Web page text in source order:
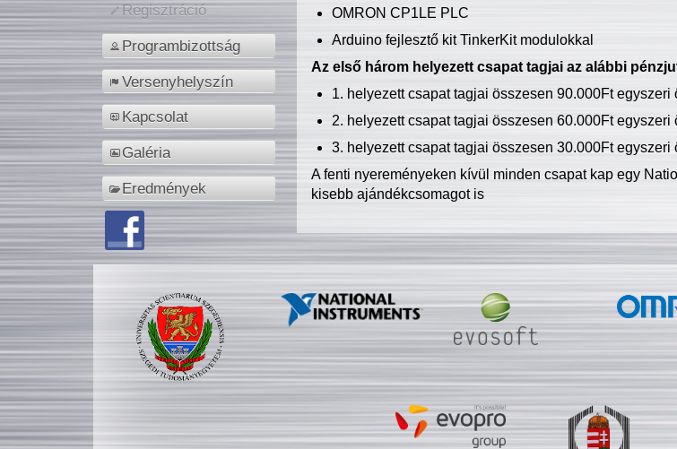
Regisztráció
Programbizottság
Versenyhelyszín
Kapcsolat
Galéria
Eredmények
OMRON CP1LE PLC
Arduino fejlesztő kit TinkerKit modulokkal
Az első három helyezett csapat tagjai az alábbi
1. helyezett csapat tagjai összesen 90.000Ft egyszeri
2. helyezett csapat tagjai összesen 60.000Ft egyszeri
3. helyezett csapat tagjai összesen 30.000Ft egyszeri
A fenti nyereményeken kívül minden csapat kap egy
kisebb ajándékcsomagot is